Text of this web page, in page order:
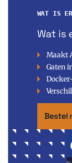
WAT IS
Wat is
Maakt
Gaten
Bestel